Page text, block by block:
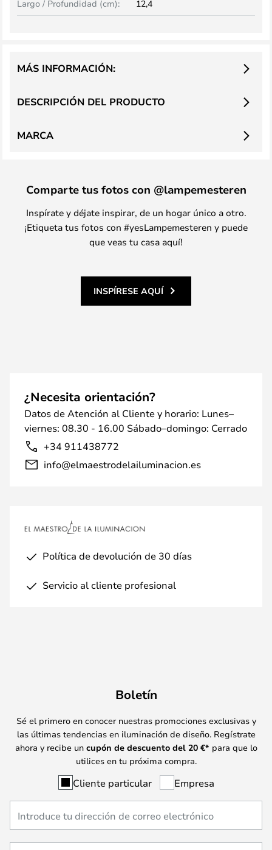
Largo / Profundidad (cm): 12,4
DESCRIPCIÓN DEL PRODUCTO
MÁS INFORMACIÓN:
MARCA
Comparte tus fotos con @lampemesteren
Inspírate y déjate inspirar, de un hogar único a otro.
¡Etiqueta tus fotos con #yesLampemesteren y puede
que veas tu casa aquí!
INSPÍRESE AQUÍ
¿Necesita orientación?
Datos de Atención al Cliente y horario: Lunes–
viernes: 08.30 - 16.00 Sábado–domingo: Cerrado
+34 911438772
info@elmaestrodelailuminacion.es
Política de devolución de 30 días
Servicio al cliente profesional
Boletín
Sé el primero en conocer nuestras promociones exclusivas y
las últimas tendencias en iluminación de diseño. Regístrate
ahora y recibe un cupón de descuento del 20 €* para que lo
utilices en tu próxima compra.
Cliente particular Empresa